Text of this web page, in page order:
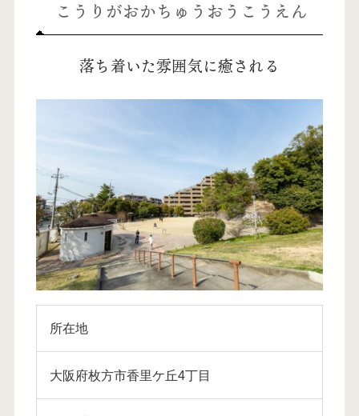
こうりがおかちゅうおうこうえん
落ち着いた雰囲気に癒される
所在地
大阪府枚方市香里ケ丘4丁目